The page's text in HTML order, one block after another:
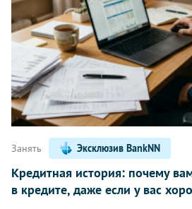
Занять Эксклюзив BankNN
Кредитная история: почему
в кредите, даже если у вас